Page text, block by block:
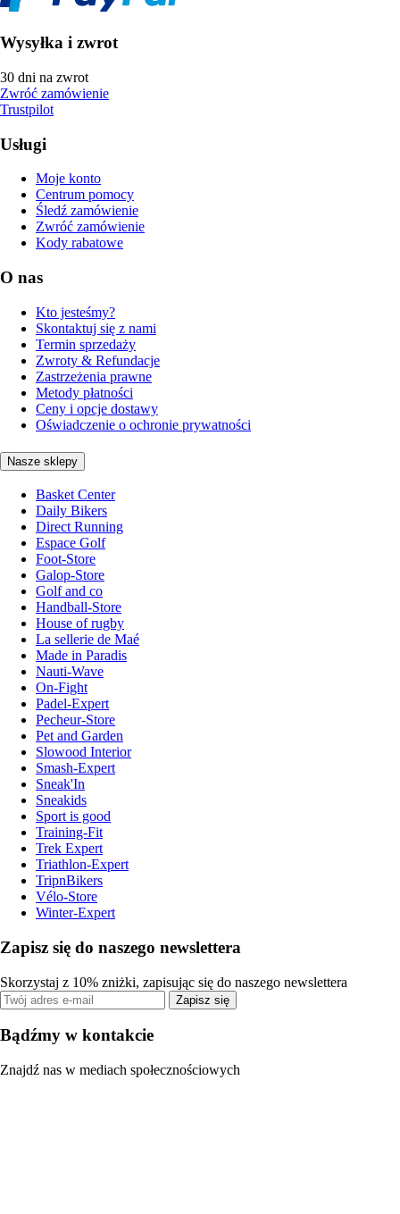
Wysyłka i zwrot
30 dni na zwrot
Zwróć zamówienie
Trustpilot
Usługi
Moje konto
Centrum pomocy
Śledź zamówienie
Zwróć zamówienie
Kody rabatowe
O nas
Kto jesteśmy?
Skontaktuj się z nami
Termin sprzedaży
Zwroty & Refundacje
Zastrzeżenia prawne
Metody płatności
Ceny i opcje dostawy
Oświadczenie o ochronie prywatności
Nasze sklepy
Basket Center
Daily Bikers
Direct Running
Espace Golf
Foot-Store
Galop-Store
Golf and co
Handball-Store
House of rugby
La sellerie de Maé
Made in Paradis
Nauti-Wave
On-Fight
Padel-Expert
Pecheur-Store
Pet and Garden
Slowood Interior
Smash-Expert
Sneak'In
Sneakids
Sport is good
Training-Fit
Trek Expert
Triathlon-Expert
TripnBikers
Vélo-Store
Winter-Expert
Zapisz się do naszego newslettera
Skorzystaj z 10% zniżki, zapisując się do naszego newslettera
Zapisz się
Bądźmy w kontakcie
Znajdź nas w mediach społecznościowych